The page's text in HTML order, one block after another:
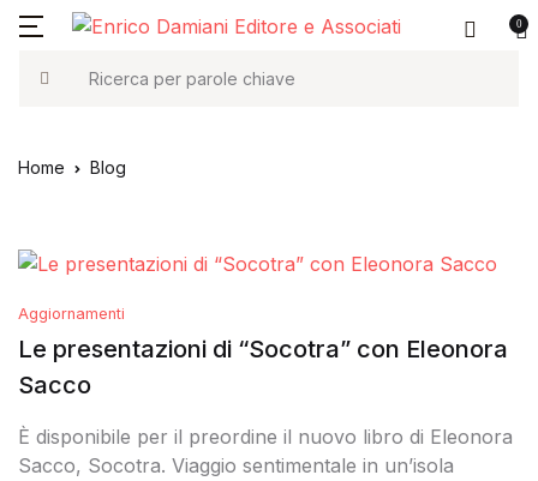
0
Ricerca
MENU
saggistica
gli unici
la casa editrice catalogo 2026
appuntamenti
blog
Password *
Home Blog
Aggiornamenti
Le presentazioni di “Socotra” con Eleonora
Sacco
È disponibile per il preordine il nuovo libro di Eleonora
Sacco, Socotra. Viaggio sentimentale in un’isola